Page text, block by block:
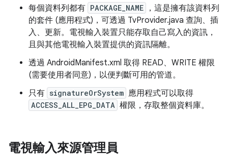
每個資料列都有 PACKAGE_NAME
，這是擁有該資料列
的套件 (應用程式)，可透過 TvProvider.java 查詢、插
入、更新。電視輸入裝置只能存取自己寫入的資訊，
且與其他電視輸入裝置提供的資訊隔離。
透過 AndroidManifest.xml 取得 READ、WRITE 權限
(需要使用者同意)，以便判斷可用的管道。
只有 signatureOrSystem 應用程式可以取得
ACCESS_ALL_EPG_DATA 權限，存取整個資料庫。
電視輸入來源管理員